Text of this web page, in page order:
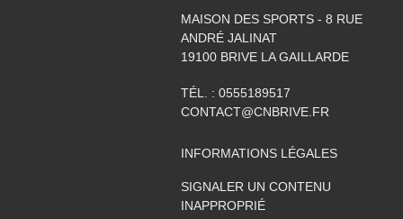
MAISON DES SPORTS - 8 RUE
ANDRÉ JALINAT
19100 BRIVE LA GAILLARDE
TÉL. : 0555189517
CONTACT@CNBRIVE.FR
INFORMATIONS LÉGALES
SIGNALER UN CONTENU
INAPPROPRIÉ